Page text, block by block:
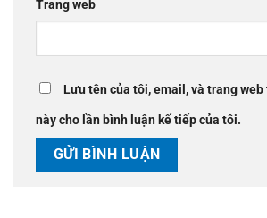
Trang web
Lưu tên của tôi, email, và trang
này cho lần bình luận kế tiếp của tôi.